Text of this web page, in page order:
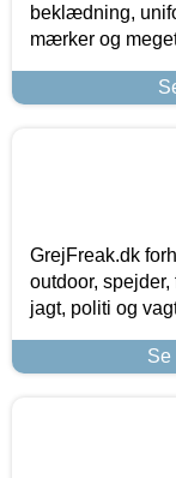
beklædning,
mærker og
GrejFreak.dk
outdoor,
jagt, politi og
Se